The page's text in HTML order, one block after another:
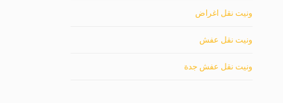
ونيت نقل اغراض
ونيت نقل عفش
ونيت نقل عفش جدة